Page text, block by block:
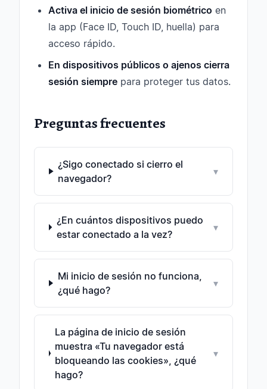
Activa el inicio de sesión biométrico en
la app (Face ID, Touch ID, huella) para
acceso rápido.
En dispositivos públicos o ajenos cierra
sesión siempre para proteger tus datos.
Preguntas frecuentes
¿Sigo conectado si cierro el
navegador?
▾
¿En cuántos dispositivos puedo
estar conectado a la vez?
▾
Mi inicio de sesión no funciona,
¿qué hago?
▾
La página de inicio de sesión
muestra «Tu navegador está
bloqueando las cookies», ¿qué
hago?
▾